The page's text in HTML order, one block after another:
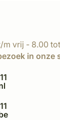
vrij - 8.00
in onze